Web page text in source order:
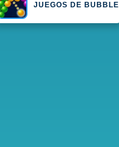
JUEGOS DE BUBBLE